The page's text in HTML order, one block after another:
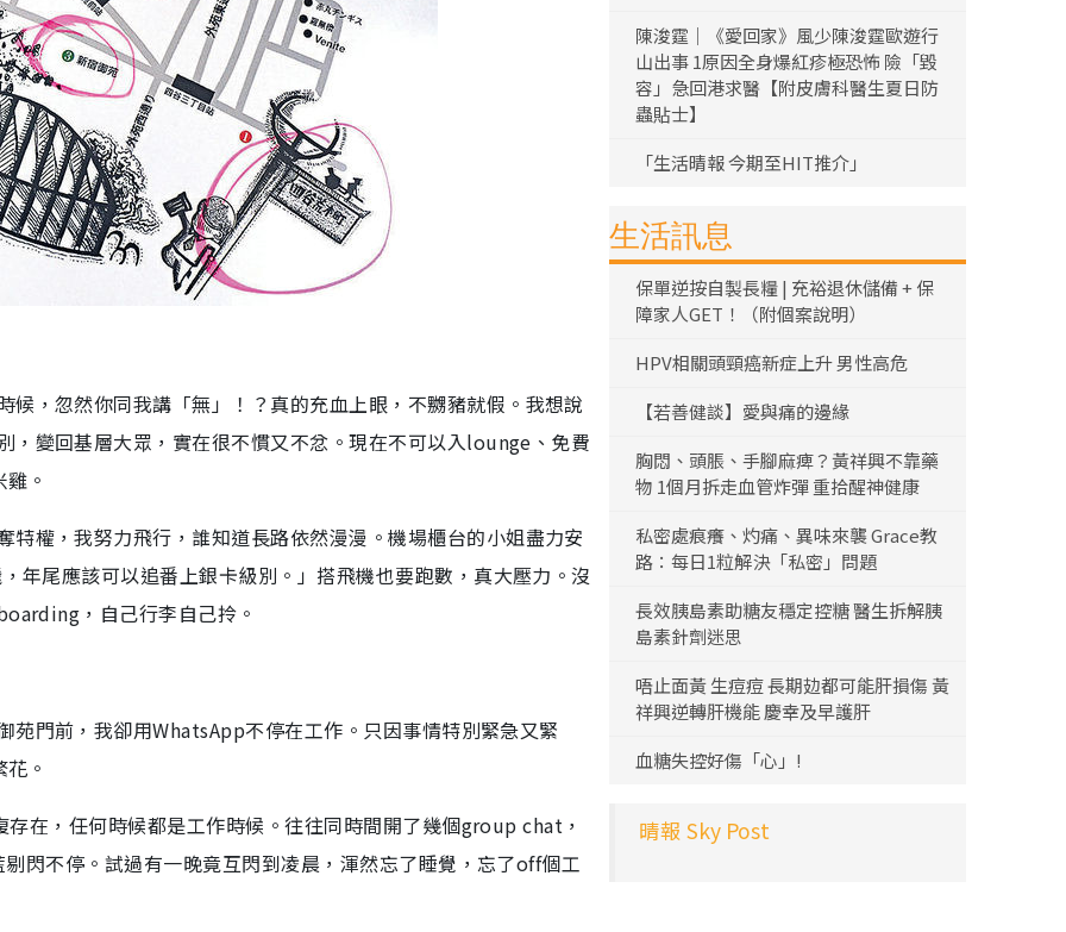
，忽然你同我講「無」！？真的充血上眼，不嬲豬就假。我想說
，變回基層大眾，實在很不慣又不忿。現在不可以入lounge、免費
。
權，我努力飛行，誰知道長路依然漫漫。機場櫃台的小姐盡力安
年尾應該可以追番上銀卡級別。」搭飛機也要跑數，真大壓力。沒
，自己行李自己拎。
門前，我卻用WhatsApp不停在工作。只因事情特別緊急又緊
。
在，任何時候都是工作時候。往往同時間開了幾個group chat，
閃不停。試過有一晚竟互閃到凌晨，渾然忘了睡覺，忘了off個工
陳浚霆｜《愛回家》風少陳浚霆歐遊行
山出事 1原因全身爆紅疹極恐怖 險「毀
容」急回港求醫【附皮膚科醫生夏日防
蟲貼士】
「生活晴報 今期至HIT推介」
生活訊息
保單逆按自製長糧 | 充裕退休儲備 + 保
障家人GET！（附個案說明）
HPV相關頭頸癌新症上升 男性高危
【若善健談】愛與痛的邊緣
胸悶、頭脹、手腳麻痺？黃祥興不靠藥
物 1個月拆走血管炸彈 重拾醒神健康
私密處痕癢、灼痛、異味來襲 Grace教
路：每日1粒解決「私密」問題
長效胰島素助糖友穩定控糖 醫生拆解胰
島素針劑迷思
唔止面黃 生痘痘 長期攰都可能肝損傷 黃
祥興逆轉肝機能 慶幸及早護肝
血糖失控好傷「心」!
晴報 Sky Post